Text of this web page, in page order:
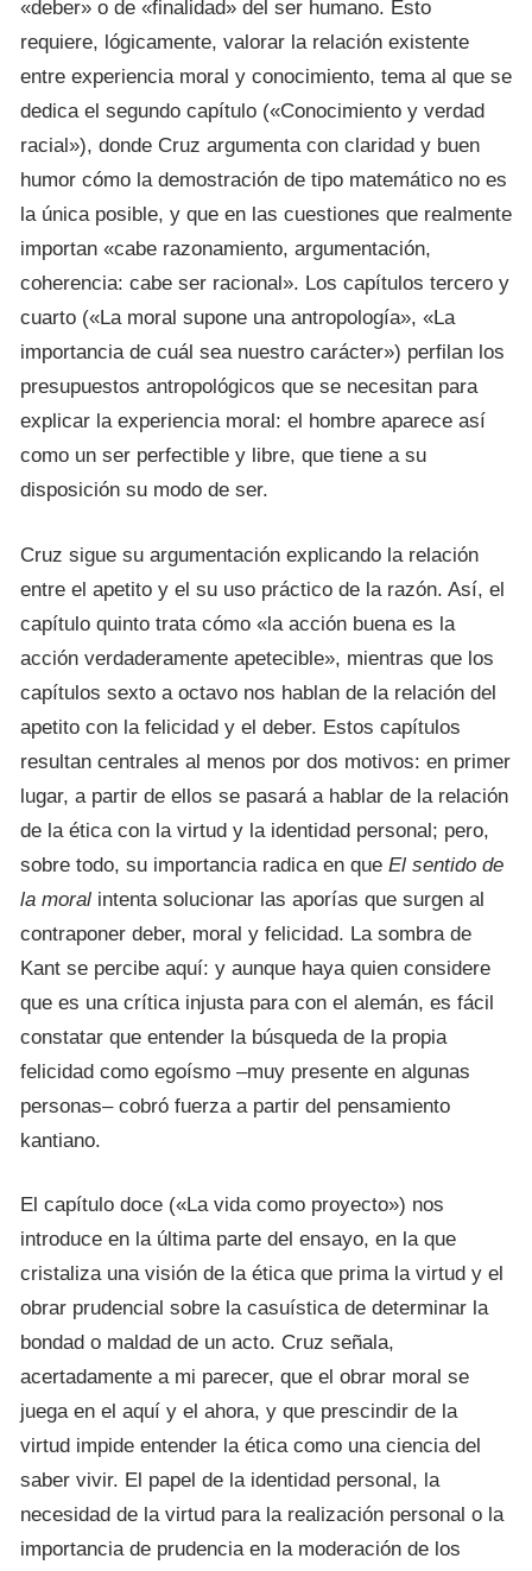
«deber» o de «finalidad» del ser humano. Esto
requiere, lógicamente, valorar la relación existente
entre experiencia moral y conocimiento, tema al que se
dedica el segundo capítulo («Conocimiento y verdad
racial»), donde Cruz argumenta con claridad y buen
humor cómo la demostración de tipo matemático no es
la única posible, y que en las cuestiones que realmente
importan «cabe razonamiento, argumentación,
coherencia: cabe ser racional». Los capítulos tercero y
cuarto («La moral supone una antropología», «La
importancia de cuál sea nuestro carácter») perfilan los
presupuestos antropológicos que se necesitan para
explicar la experiencia moral: el hombre aparece así
como un ser perfectible y libre, que tiene a su
disposición su modo de ser.
Cruz sigue su argumentación explicando la relación
entre el apetito y el su uso práctico de la razón. Así, el
capítulo quinto trata cómo «la acción buena es la
acción verdaderamente apetecible», mientras que los
capítulos sexto a octavo nos hablan de la relación del
apetito con la felicidad y el deber. Estos capítulos
resultan centrales al menos por dos motivos: en primer
lugar, a partir de ellos se pasará a hablar de la relación
de la ética con la virtud y la identidad personal; pero,
sobre todo, su importancia radica en que El sentido de
la moral intenta solucionar las aporías que surgen al
contraponer deber, moral y felicidad. La sombra de
Kant se percibe aquí: y aunque haya quien considere
que es una crítica injusta para con el alemán, es fácil
constatar que entender la búsqueda de la propia
felicidad como egoísmo –muy presente en algunas
personas– cobró fuerza a partir del pensamiento
kantiano.
El capítulo doce («La vida como proyecto») nos
introduce en la última parte del ensayo, en la que
cristaliza una visión de la ética que prima la virtud y el
obrar prudencial sobre la casuística de determinar la
bondad o maldad de un acto. Cruz señala,
acertadamente a mi parecer, que el obrar moral se
juega en el aquí y el ahora, y que prescindir de la
virtud impide entender la ética como una ciencia del
saber vivir. El papel de la identidad personal, la
necesidad de la virtud para la realización personal o la
importancia de prudencia en la moderación de los